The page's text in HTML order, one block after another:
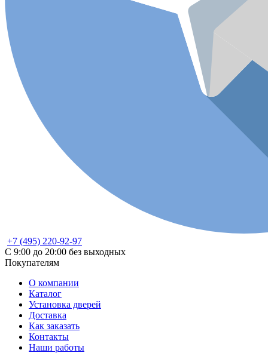
+7 (495) 220-92-97
С 9:00 до 20:00 без выходных
Покупателям
О компании
Каталог
Установка дверей
Доставка
Как заказать
Контакты
Наши работы